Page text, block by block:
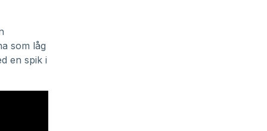
som låg
en spik i